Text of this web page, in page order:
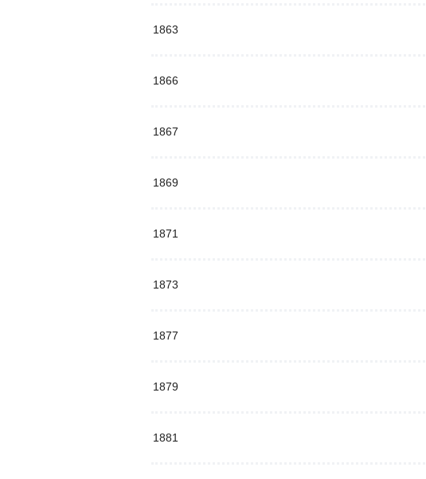
1863
1866
1867
1869
1871
1873
1877
1879
1881